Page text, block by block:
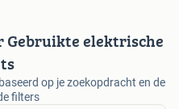
Gebruikte elektrische
op je zoekopdracht en de
filters